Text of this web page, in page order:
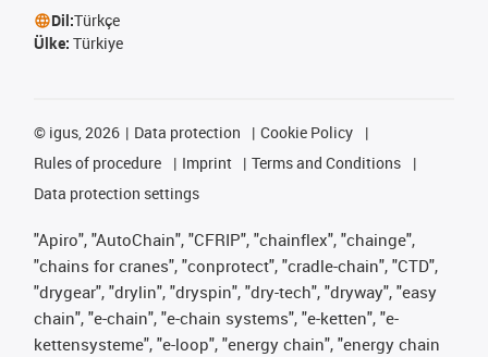
Dil:Türkçe
Ülke: Türkiye
© igus, 2026 Data protection
Cookie Policy
Rules of procedure
Imprint
Terms and Conditions
Data protection settings
"Apiro", "AutoChain", "CFRIP", "chainflex", "chainge",
"chains for cranes", "conprotect", "cradle-chain", "CTD",
"drygear", "drylin", "dryspin", "dry-tech", "dryway", "easy
chain", "e-chain", "e-chain systems", "e-ketten", "e-
kettensysteme", "e-loop", "energy chain", "energy chain